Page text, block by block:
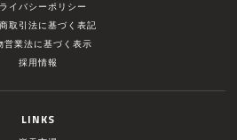
イバシーポリシー
取引法に基づく表記
営業法に基づく表示
採用情報
LINKS